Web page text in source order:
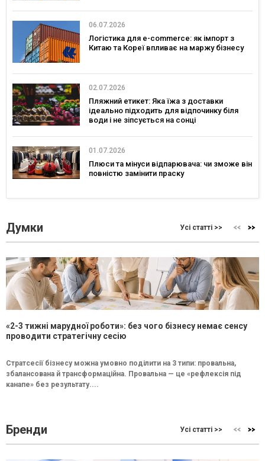
06.07.2026
Логістика для e-commerce: як імпорт з
Китаю та Кореї впливає на маржу бізнесу
02.07.2026
Пляжний етикет: Яка їжа з доставки
ідеально підходить для відпочинку біля
води і не зіпсується на сонці
01.07.2026
Плюси та мінуси відпарювача: чи зможе він
повністю замінити праску
Думки Усі статті >>
«2-3 тижні марудної роботи»: без чого бізнесу немає сенсу
проводити стратегічну сесію
Стратсесії бізнесу можна умовно поділити на 3 типи: провальна,
збалансована й трансформаційна. Провальна — це «рефлексія під
канапе» без результату....
Бренди Усі статті >>